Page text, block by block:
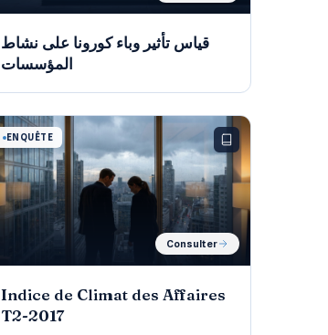
قياس تأثير وباء كورونا على نشاط
المؤسسات
ENQUÊTE
Consulter
Indice de Climat des Affaires
T2-2017